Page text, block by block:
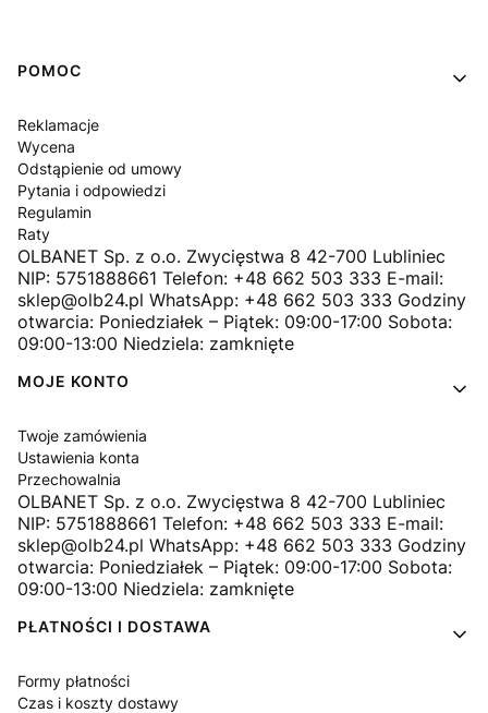
Linki w stopce
POMOC
Reklamacje
Wycena
Odstąpienie od umowy
Pytania i odpowiedzi
Regulamin
Raty
OLBANET Sp. z o.o. Zwycięstwa 8 42-700 Lubliniec
NIP: 5751888661 Telefon: +48 662 503 333 E-mail:
sklep@olb24.pl WhatsApp: +48 662 503 333 Godziny
otwarcia: Poniedziałek – Piątek: 09:00-17:00 Sobota:
09:00-13:00 Niedziela: zamknięte
MOJE KONTO
Twoje zamówienia
Ustawienia konta
Przechowalnia
OLBANET Sp. z o.o. Zwycięstwa 8 42-700 Lubliniec
NIP: 5751888661 Telefon: +48 662 503 333 E-mail:
sklep@olb24.pl WhatsApp: +48 662 503 333 Godziny
otwarcia: Poniedziałek – Piątek: 09:00-17:00 Sobota:
09:00-13:00 Niedziela: zamknięte
PŁATNOŚCI I DOSTAWA
Formy płatności
Czas i koszty dostawy